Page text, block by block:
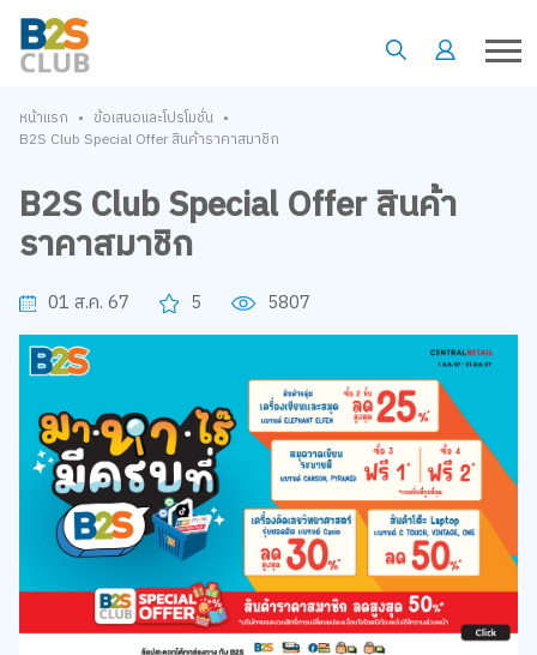
หน้าแรก • ข้อเสนอและโปรโมชั่น •
B2S Club Special Offer สินค้าราคาสมาชิก
B2S Club Special Offer สินค้า
ราคาสมาชิก
01 ส.ค. 67 5 5807